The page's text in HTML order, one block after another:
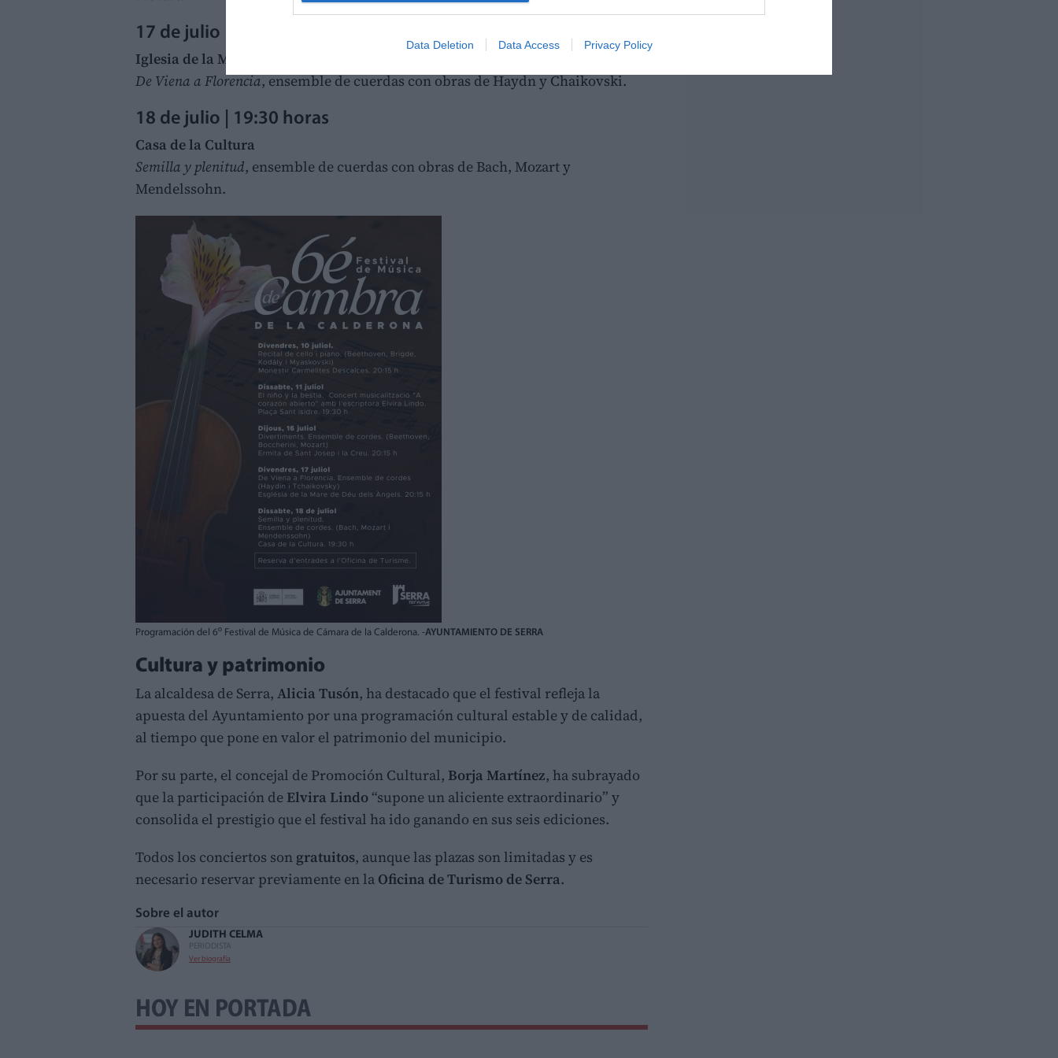
Data Deletion Data Access Privacy Policy
17 de julio | 20:15 horas
Iglesia de la Mare de Déu dels Àngels
De Viena a Florencia, ensemble de cuerdas con obras de Haydn y Chaikovski.
18 de julio | 19:30 horas
Casa de la Cultura
Semilla y plenitud, ensemble de cuerdas con obras de Bach, Mozart y
Mendelssohn.
Programación del 6º Festival de Música de Cámara de la Calderona. -AYUNTAMIENTO DE SERRA
Cultura y patrimonio
La alcaldesa de Serra, Alicia Tusón, ha destacado que el festival refleja la
apuesta del Ayuntamiento por una programación cultural estable y de calidad,
al tiempo que pone en valor el patrimonio del municipio.
Por su parte, el concejal de Promoción Cultural, Borja Martínez, ha subrayado
que la participación de Elvira Lindo “supone un aliciente extraordinario” y
consolida el prestigio que el festival ha ido ganando en sus seis ediciones.
Todos los conciertos son gratuitos, aunque las plazas son limitadas y es
necesario reservar previamente en la Oficina de Turismo de Serra.
Sobre el autor
JUDITH CELMA
PERIODISTA
Ver biografía
HOY EN PORTADA